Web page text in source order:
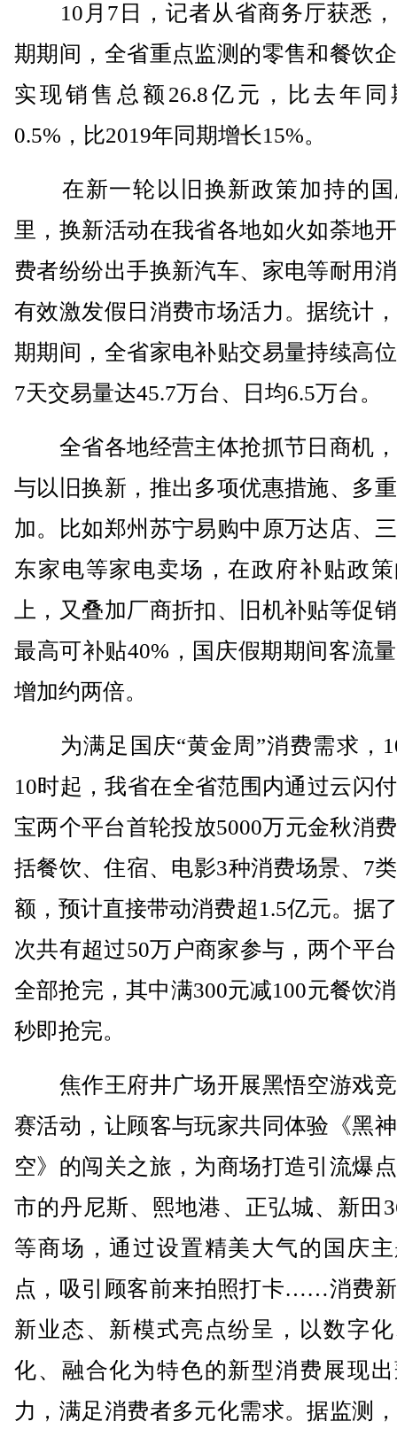
10月7日，记者从省商务厅获悉，
期期间，全省重点监测的零售和餐饮
实现销售总额26.8亿元，比去年同
0.5%，比2019年同期增长15%。
在新一轮以旧换新政策加持的国
里，换新活动在我省各地如火如荼地
费者纷纷出手换新汽车、家电等耐用
有效激发假日消费市场活力。据统计
期期间，全省家电补贴交易量持续高
7天交易量达45.7万台、日均6.5万台。
全省各地经营主体抢抓节日商机
与以旧换新，推出多项优惠措施、多
加。比如郑州苏宁易购中原万达店、
东家电等家电卖场，在政府补贴政
上，又叠加厂商折扣、旧机补贴等促
最高可补贴40%，国庆假期期间客流
增加约两倍。
为满足国庆“黄金周”消费需求，
10时起，我省在全省范围内通过云闪
宝两个平台首轮投放5000万元金秋消
括餐饮、住宿、电影3种消费场景、7
额，预计直接带动消费超1.5亿元。据
次共有超过50万户商家参与，两个平
全部抢完，其中满300元减100元餐饮
秒即抢完。
焦作王府井广场开展黑悟空游戏
赛活动，让顾客与玩家共同体验《黑
空》的闯关之旅，为商场打造引流爆
市的丹尼斯、熙地港、正弘城、新田
等商场，通过设置精美大气的国庆
点，吸引顾客前来拍照打卡……消费
新业态、新模式亮点纷呈，以数字
化、融合化为特色的新型消费展现
力，满足消费者多元化需求。据监测